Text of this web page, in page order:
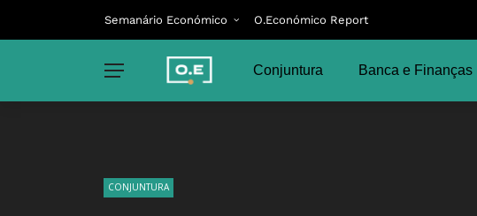
Semanário Económico O.Económico Report
Conjuntura Banca e Finanças
CONJUNTURA